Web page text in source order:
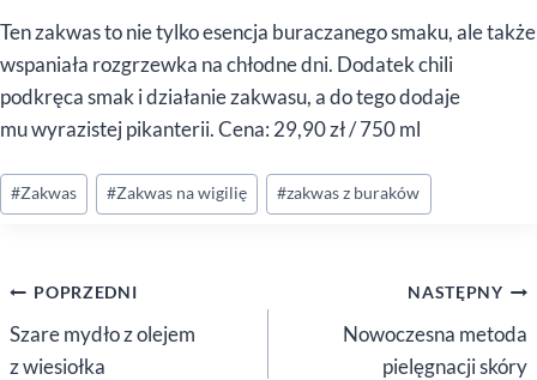
Ten zakwas to nie tylko esencja buraczanego smaku, ale także
wspaniała rozgrzewka na chłodne dni. Dodatek chili
podkręca smak i działanie zakwasu, a do tego dodaje
mu wyrazistej pikanterii. Cena: 29,90 zł / 750 ml
Tagi
wpisu:
#Zakwas #Zakwas na wigilię #zakwas z buraków
Nawigacja
wpisu
POPRZEDNI
Szare mydło z olejem
z wiesiołka
NASTĘPNY
Nowoczesna metoda
pielęgnacji skóry